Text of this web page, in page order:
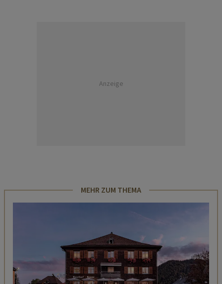
Anzeige
MEHR ZUM THEMA